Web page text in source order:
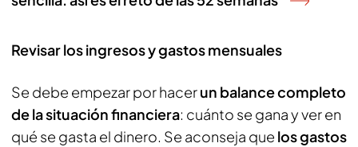
Revisar los ingresos y gastos mensuales
Se debe empezar por hacerun balance completo
de la situación financiera: cuánto se gana y ver en
qué se gasta el dinero. Se aconseja que los gastos